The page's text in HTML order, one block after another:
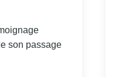
son passage